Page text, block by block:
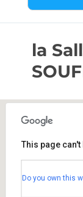
la
la Salle des
rue du
This page
Do you own this